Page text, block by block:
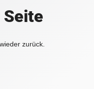
Seite
zurück.